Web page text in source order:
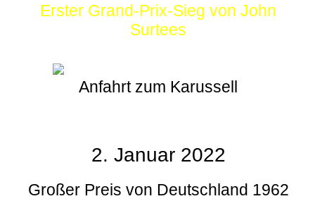
Erster Grand-Prix-Sieg von John
Surtees
Anfahrt zum Karussell
2. Januar 2022
Großer Preis von Deutschland 1962